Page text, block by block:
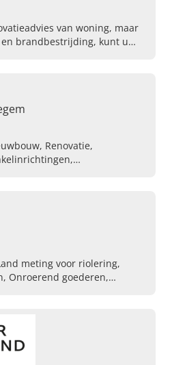
van woning, maar
brandbestrijding, kunt u
Renovatie,
meting voor riolering,
Onroerend goederen,